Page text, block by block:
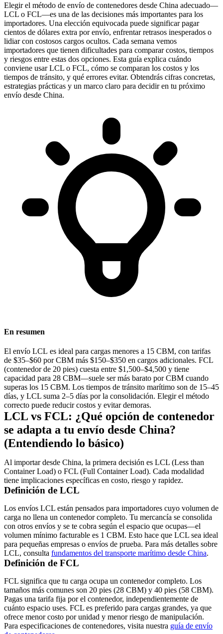
Elegir el método de envío de contenedores desde China adecuado—
LCL o FCL—es una de las decisiones más importantes para los
importadores. Una elección equivocada puede significar pagar
cientos de dólares extra por envío, enfrentar retrasos inesperados o
lidiar con costosos cargos ocultos. Cada semana vemos
importadores que tienen dificultades para comparar costos, tiempos
y riesgos entre estas dos opciones. Esta guía explica cuándo
conviene usar LCL o FCL, cómo se comparan los costos y los
tiempos de tránsito, y qué errores evitar. Obtendrás cifras concretas,
estrategias prácticas y un marco claro para decidir en tu próximo
envío desde China.
En resumen
El envío LCL es ideal para cargas menores a 15 CBM, con tarifas
de $35–$60 por CBM más $150–$350 en cargos adicionales. FCL
(contenedor de 20 pies) cuesta entre $1,500–$4,500 y tiene
capacidad para 28 CBM—suele ser más barato por CBM cuando
superas los 15 CBM. Los tiempos de tránsito marítimo son de 15–45
días, y LCL suma 2–5 días por la consolidación. Elegir el método
correcto puede reducir costos y evitar demoras.
LCL vs FCL: ¿Qué opción de contenedor
se adapta a tu envío desde China?
(Entendiendo lo básico)
Al importar desde China, la primera decisión es LCL (Less than
Container Load) o FCL (Full Container Load). Cada modalidad
tiene implicaciones específicas en costo, riesgo y rapidez.
Definición de LCL
Los envíos LCL están pensados para importadores cuyo volumen de
carga no llena un contenedor completo. Tu mercancía se consolida
con otros envíos y se te cobra según el espacio que ocupas—el
volumen mínimo facturable es 1 CBM. Esto hace que LCL sea ideal
para pequeñas empresas o envíos de prueba. Para más detalles sobre
LCL, consulta fundamentos del transporte marítimo desde China.
Definición de FCL
FCL significa que tu carga ocupa un contenedor completo. Los
tamaños más comunes son 20 pies (28 CBM) y 40 pies (58 CBM).
Pagas una tarifa fija por el contenedor, independientemente de
cuánto espacio uses. FCL es preferido para cargas grandes, ya que
ofrece menor costo por unidad y menor riesgo de manipulación.
Para especificaciones de contenedores, visita nuestra guía de envío